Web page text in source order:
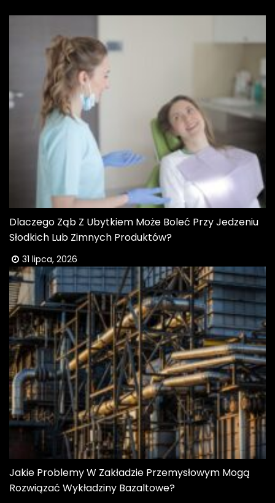
Dlaczego Ząb Z Ubytkiem Może Boleć Przy Jedzeniu
Słodkich Lub Zimnych Produktów?
31 lipca, 2026
Jakie Problemy W Zakładzie Przemysłowym Mogą
Rozwiązać Wykładziny Bazaltowe?